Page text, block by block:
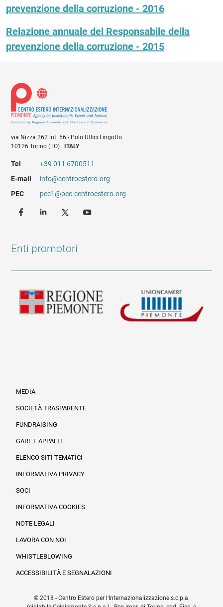
prevenzione della corruzione - 2016
Relazione annuale del Responsabile della
prevenzione della corruzione - 2015
via Nizza 262 int. 56 - Polo Uffici Lingotto
10126 Torino (TO) |
ITALY
Tel
+39 011 6700511
E-mail
info@centroestero.org
PEC
pec1@pec.centroestero.org
Enti promotori
MEDIA
SOCIETÀ TRASPARENTE
FUNDRAISING
GARE E APPALTI
ELENCO SITI TEMATICI
INFORMATIVA PRIVACY
SOCI
INFORMATIVA COOKIES
NOTE LEGALI
LAVORA CON NOI
WHISTLEBLOWING
ACCESSIBILITÀ E SEGNALAZIONI
© 2018 - Centro Estero per l'Internazionalizzazione s.c.p.a.